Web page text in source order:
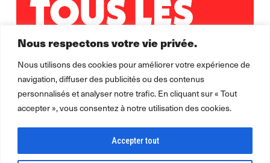
Nous respectons votre vie privée.
Nous utilisons des cookies pour améliorer votre expérience de
navigation, diffuser des publicités ou des contenus
personnalisés et analyser notre trafic. En cliquant sur « Tout
accepter », vous consentez à notre utilisation des cookies.
Accepter tout